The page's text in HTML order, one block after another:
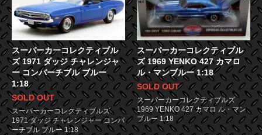
スーパーカーコレクティブル
ズ 1971 ダッジ チャレンジャ
ー コンバーチブル ブルー
1:18
SOLD OUT
スーパーカーコレクティブルズ
1971 ダッジ チャレンジャー コンバ
ーチブル ブルー 1:18
スーパーカーコレクティブル
ズ 1969 YENKO 427 カマロ
ル・マンブルー 1:18
SOLD OUT
スーパーカーコレクティブルズ
1969 YENKO 427 カマロ ル・マン
ブルー 1:18